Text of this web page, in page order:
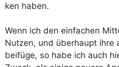
ken haben.
Wenn ich den ein­fa­chen
Nut­zen, und über­haupt ihre
bei­fü­ge, so habe ich auch